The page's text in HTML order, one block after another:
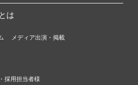
は
メディア出演・掲載
採用担当者様